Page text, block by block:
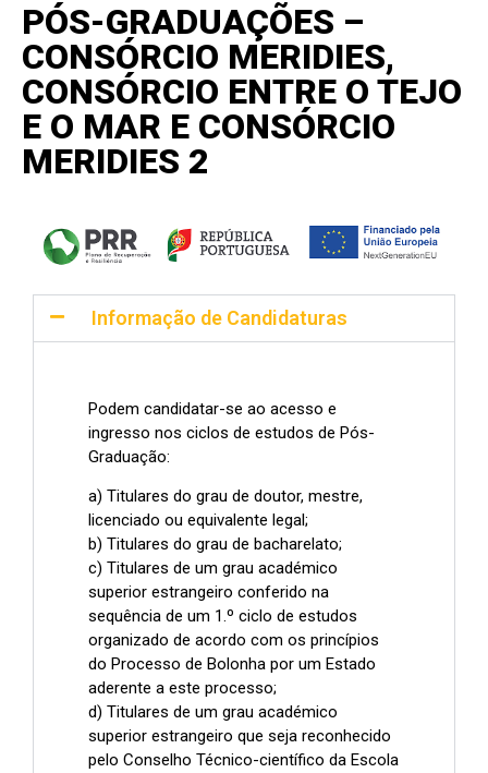
PÓS-GRADUAÇÕES –
CONSÓRCIO MERIDIES,
CONSÓRCIO ENTRE O TEJO
E O MAR E CONSÓRCIO
MERIDIES 2
Informação de Candidaturas
Podem candidatar-se ao acesso e
ingresso nos ciclos de estudos de Pós-
Graduação:
a) Titulares do grau de doutor, mestre,
licenciado ou equivalente legal;
b) Titulares do grau de bacharelato;
c) Titulares de um grau académico
superior estrangeiro conferido na
sequência de um 1.º ciclo de estudos
organizado de acordo com os princípios
do Processo de Bolonha por um Estado
aderente a este processo;
d) Titulares de um grau académico
superior estrangeiro que seja reconhecido
pelo Conselho Técnico-científico da Escola